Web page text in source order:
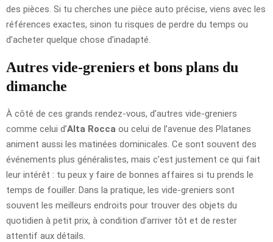
des pièces. Si tu cherches une pièce auto précise, viens avec les
références exactes, sinon tu risques de perdre du temps ou
d’acheter quelque chose d’inadapté.
Autres vide-greniers et bons plans du
dimanche
À côté de ces grands rendez-vous, d’autres vide-greniers
comme celui d’Alta Rocca ou celui de l’avenue des Platanes
animent aussi les matinées dominicales. Ce sont souvent des
événements plus généralistes, mais c’est justement ce qui fait
leur intérêt : tu peux y faire de bonnes affaires si tu prends le
temps de fouiller. Dans la pratique, les vide-greniers sont
souvent les meilleurs endroits pour trouver des objets du
quotidien à petit prix, à condition d’arriver tôt et de rester
attentif aux détails.